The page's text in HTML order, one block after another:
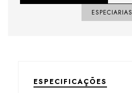
ESPECIARIAS
ESPECIFICAÇÕES